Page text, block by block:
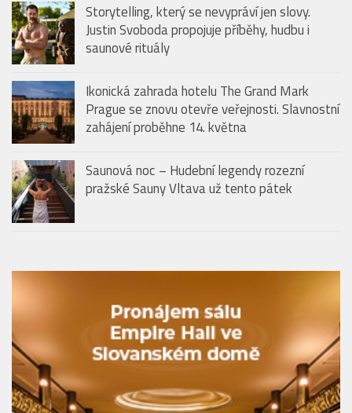
Storytelling, který se nevypráví jen slovy.
Justin Svoboda propojuje příběhy, hudbu i
saunové rituály
Ikonická zahrada hotelu The Grand Mark
Prague se znovu otevře veřejnosti. Slavnostní
zahájení proběhne 14. května
Saunová noc – Hudební legendy rozezní
pražské Sauny Vltava už tento pátek